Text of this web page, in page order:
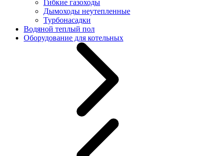
Гибкие газоходы
Дымоходы неутепленные
Турбонасадки
Водяной теплый пол
Оборудование для котельных